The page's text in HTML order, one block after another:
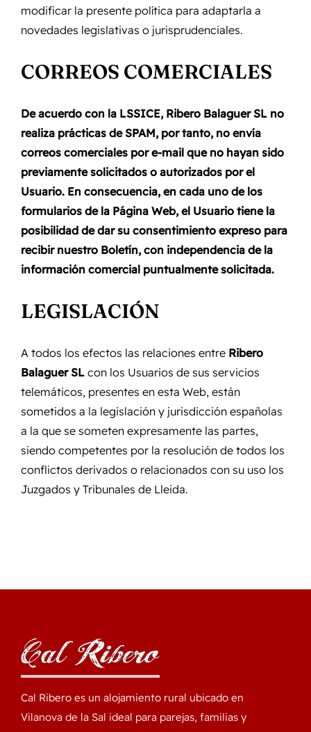
modificar la presente política para adaptarla a
novedades legislativas o jurisprudenciales.
CORREOS COMERCIALES
De acuerdo con la LSSICE, Ribero Balaguer SL no
realiza prácticas de SPAM, por tanto, no envía
correos comerciales por e-mail que no hayan sido
previamente solicitados o autorizados por el
Usuario. En consecuencia, en cada uno de los
formularios de la Página Web, el Usuario tiene la
posibilidad de dar su consentimiento expreso para
recibir nuestro Boletín, con independencia de la
información comercial puntualmente solicitada.
LEGISLACIÓN
A todos los efectos las relaciones entre Ribero
Balaguer SL con los Usuarios de sus servicios
telemáticos, presentes en esta Web, están
sometidos a la legislación y jurisdicción españolas
a la que se someten expresamente las partes,
siendo competentes por la resolución de todos los
conflictos derivados o relacionados con su uso los
Juzgados y Tribunales de Lleida.
Cal Ribero es un alojamiento rural ubicado en
Vilanova de la Sal ideal para parejas, familias y